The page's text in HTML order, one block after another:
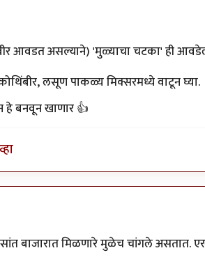
आवडत असल्याने) 'मुळ्याचा चटका' ही
लसूण पाकळ्य मिक्सरमध्ये वाटून घ्या.
बनवून खाणार 👍
बाजारात मिळणारे मुळेच चांगले असतात.